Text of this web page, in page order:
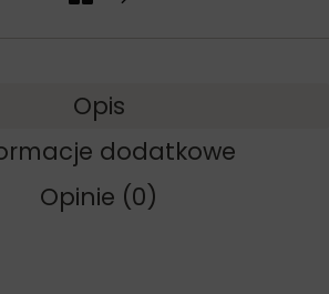
Opis
dodatkowe
Opinie (0)